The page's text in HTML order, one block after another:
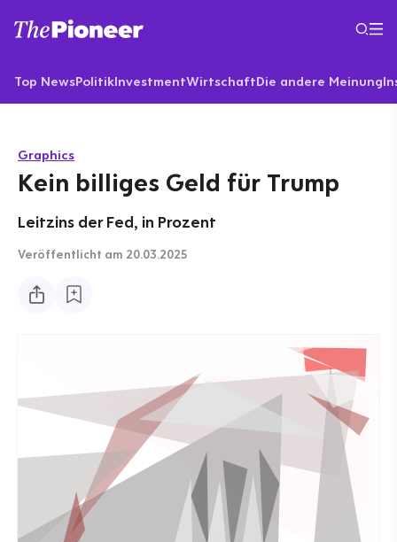
Top NewsPolitikInvestmentWirtschaftDie andere Meinung
Graphics
Kein billiges Geld für Trump
Leitzins der Fed, in Prozent
Veröffentlicht am 20.03.2025